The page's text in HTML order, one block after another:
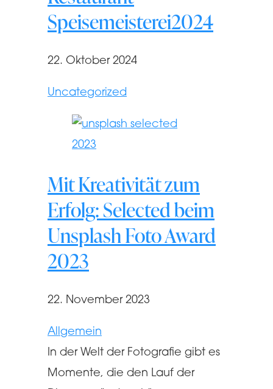
Speisemeisterei2024
22. Oktober 2024
Uncategorized
Mit Kreativität zum
Erfolg: Selected beim
Unsplash Foto Award
2023
22. November 2023
Allgemein
In der Welt der Fotografie gibt es
Momente, die den Lauf der